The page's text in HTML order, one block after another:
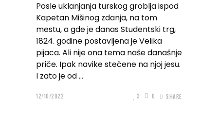
Posle uklanjanja turskog groblja ispod
Kapetan Mišinog zdanja, na tom
mestu, a gde je danas Studentski trg,
1824. godine postavljena je Velika
pijaca. Ali nije ona tema naše današnje
priče. Ipak navike stečene na njoj jesu.
I zato je od
12/10/2022 3 0 SHARE